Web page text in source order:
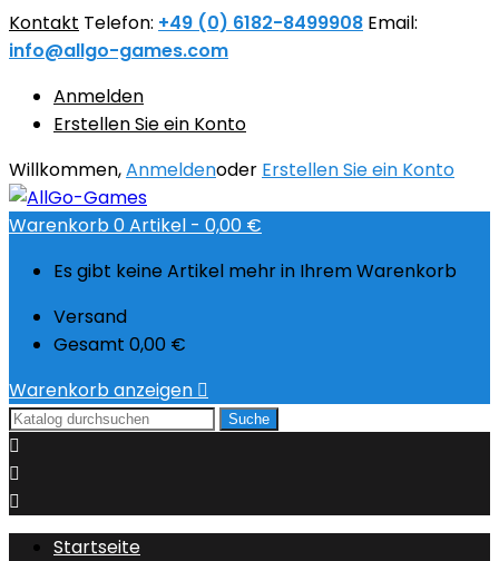
Kontakt Telefon: +49 (0) 6182-8499908 Email:
info@allgo-games.com
Anmelden
Erstellen Sie ein Konto
Willkommen,Anmeldenoder Erstellen Sie ein Konto
Warenkorb0Artikel - 0,00 €
Es gibt keine Artikel mehr in Ihrem Warenkorb
Versand
Gesamt 0,00 €
Warenkorb anzeigen 
Suche



Startseite